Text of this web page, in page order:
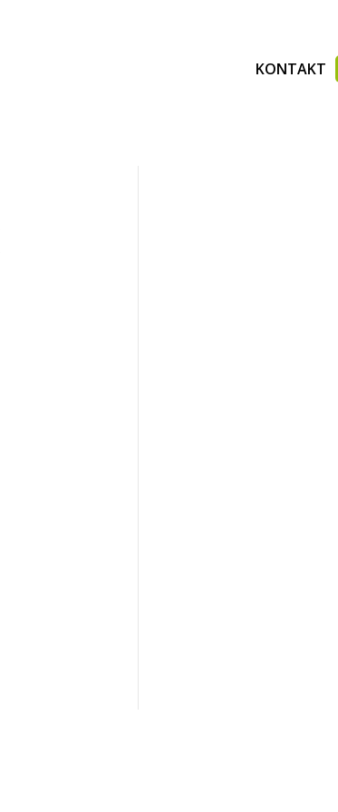
KONTAKT